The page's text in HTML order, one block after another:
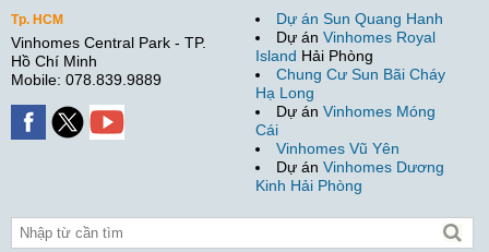
Tp. HCM
Vinhomes Central Park - TP.
Hồ Chí Minh
Mobile: 078.839.9889
Dự án Sun Quang Hanh
Dự án Vinhomes Royal
Island Hải Phòng
Chung Cư Sun Bãi Cháy
Hạ Long
Dự án Vinhomes Móng
Cái
Vinhomes Vũ Yên
Dự án Vinhomes Dương
Kinh Hải Phòng